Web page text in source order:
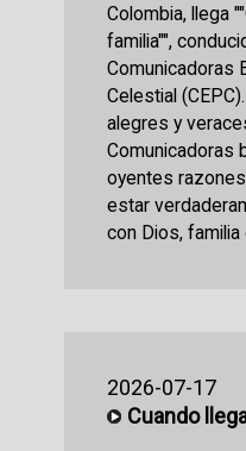
Colombia, llega
familia"",
Comunicadoras
Celestial
alegres y
Comunicadoras
oyentes
estar
con Dios, familia
2026-07-17
Cuando